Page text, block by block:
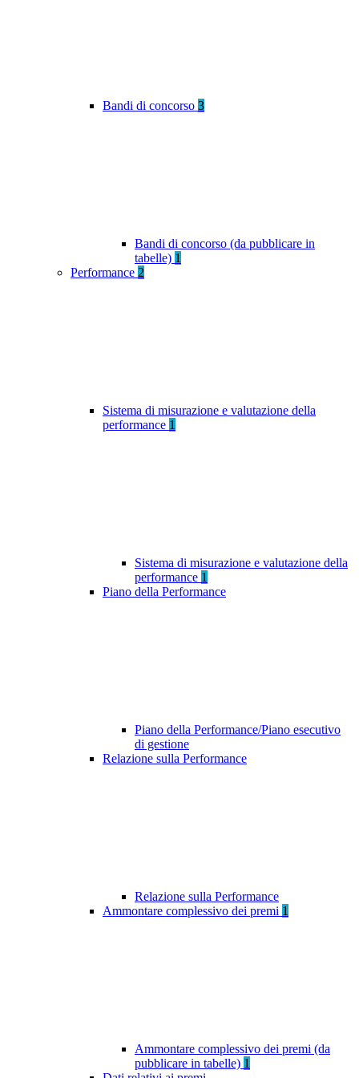
Bandi di concorso 3
Bandi di concorso (da pubblicare in
tabelle) 1
Performance 2
Sistema di misurazione e valutazione della
performance 1
Sistema di misurazione e valutazione della
performance 1
Piano della Performance
Piano della Performance/Piano esecutivo
di gestione
Relazione sulla Performance
Relazione sulla Performance
Ammontare complessivo dei premi 1
Ammontare complessivo dei premi (da
pubblicare in tabelle) 1